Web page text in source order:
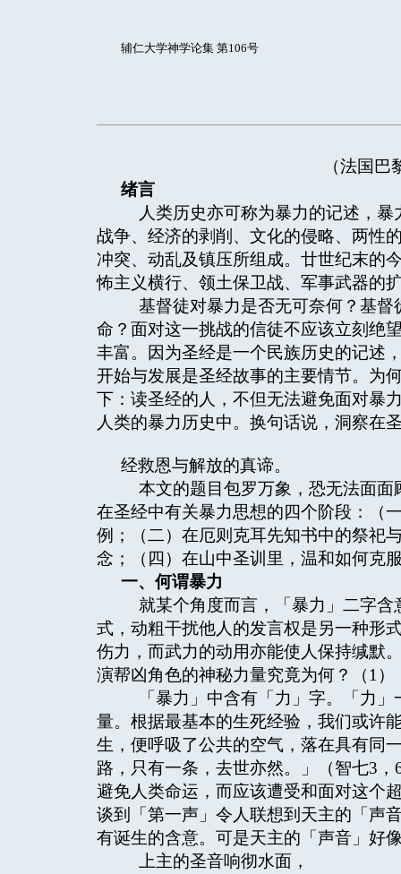
辅仁大学神学论集 第106号
（法国
绪言
人类历史亦可称为暴力的记述，暴
战争、经济的剥削、文化的侵略、两
冲突、动乱及镇压所组成。廿世纪末的
怖主义横行、领土保卫战、军事武器
基督徒对暴力是否无可奈何？基督
命？面对这一挑战的信徒不应该立刻绝
丰富。因为圣经是一个民族历史的记述
开始与发展是圣经故事的主要情节。为
下：读圣经的人，不但无法避免面对暴
人类的暴力历史中。换句话说，洞察在
经救恩与解放的真谛。
本文的题目包罗万象，恐无法面面
在圣经中有关暴力思想的四个阶段：（
例；（二）在厄则克耳先知书中的祭祀
念；（四）在山中圣训里，温和如何克
一、何谓暴力
就某个角度而言，「暴力」二字含
式，动粗干扰他人的发言权是另一种形
伤力，而武力的动用亦能使人保持缄默
演帮凶角色的神秘力量究竟为何？（1）
「暴力」中含有「力」字。「力」
量。根据最基本的生死经验，我们或许
生，便呼吸了公共的空气，落在具有
路，只有一条，去世亦然。」（智七3
避免人类命运，而应该遭受和面对这个
谈到「第一声」令人联想到天主的「声
有诞生的含意。可是天主的「声音」好
上主的圣音响彻水面，